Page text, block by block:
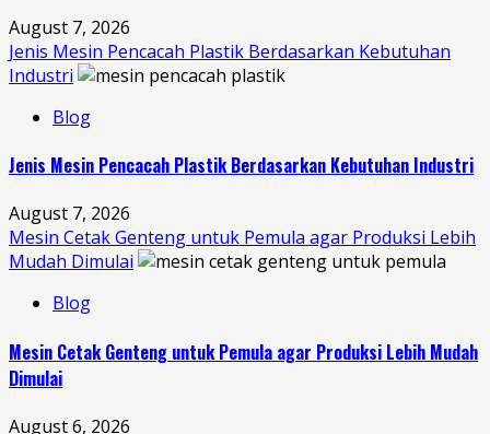
August 7, 2026
Jenis Mesin Pencacah Plastik Berdasarkan Kebutuhan
Industri
Blog
Jenis Mesin Pencacah Plastik Berdasarkan Kebutuhan Industri
August 7, 2026
Mesin Cetak Genteng untuk Pemula agar Produksi Lebih
Mudah Dimulai
Blog
Mesin Cetak Genteng untuk Pemula agar Produksi Lebih Mudah
Dimulai
August 6, 2026